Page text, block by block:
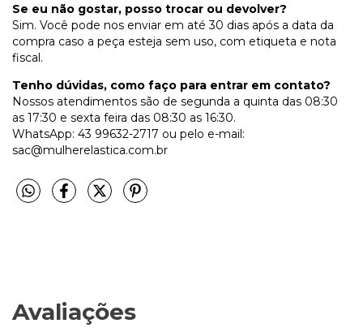
Se eu não gostar, posso trocar ou devolver?
Sim. Você pode nos enviar em até 30 dias após a data da
compra caso a peça esteja sem uso, com etiqueta e nota
fiscal.
Tenho dúvidas, como faço para entrar em contato?
Nossos atendimentos são de segunda a quinta das 08:30
as 17:30 e sexta feira das 08:30 as 16:30.
WhatsApp: 43 99632-2717 ou pelo e-mail:
sac@mulherelastica.com.br
Avaliações